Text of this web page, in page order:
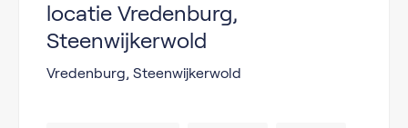
locatie Vredenburg,
Steenwijkerwold
Vredenburg, Steenwijkerwold